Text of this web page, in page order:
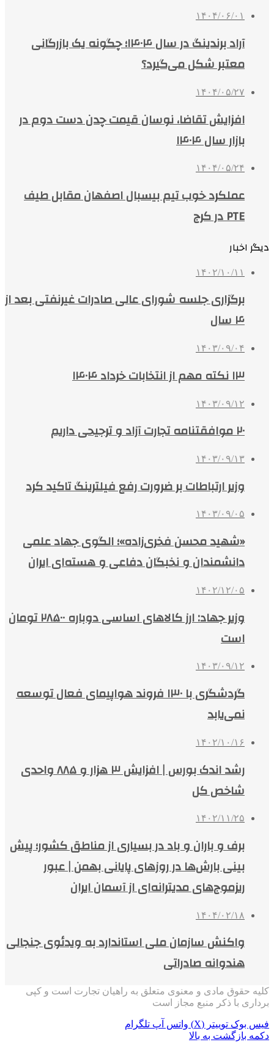
۱۴۰۴/۰۶/۰۱
آراد برندینگ در سال ۱۴۰۴؛ چگونه یک بازرگانی
معتبر شکل می‌گیرد؟
۱۴۰۴/۰۵/۲۷
افزایش تقاضا، نوسان قیمت چدن دست دوم در
بازار سال ۱۴۰۴
۱۴۰۴/۰۵/۲۴
عملکرد خوب تیم بیسبال اصفهان مقابل طیف
PTE در کرج
دیگر اخبار
۱۴۰۲/۱۰/۱۱
برگزاری جلسه شورای عالی صادرات غیرنفتی بعد از
۴ سال
۱۴۰۳/۰۹/۰۴
۱۳ نکته مهم از انتخابات خرداد ۱۴۰۴
۱۴۰۳/۰۹/۱۲
۲۰ موافقتنامه تجارت آزاد و ترجیحی داریم
۱۴۰۳/۰۹/۱۳
وزیر ارتباطات بر ضرورت رفع فیلترینگ تاکید کرد
۱۴۰۳/۰۹/۰۵
«شهید محسن فخری‌زاده»؛ الگوی جهاد علمی
دانشمندان و نخبگان دفاعی و هسته‌ای ایران
۱۴۰۲/۱۲/۰۵
وزیر جهاد: ارز کالاهای اساسی دوباره ۲۸۵۰۰ تومان
است
۱۴۰۳/۰۹/۱۲
گردشگری با ۱۳۰ فروند هواپیمای فعال توسعه
نمی‌یابد
۱۴۰۲/۱۰/۱۶
رشد اندک بورس | افزایش ۳ هزار و ۸۸۵ واحدی
شاخص کل
۱۴۰۲/۱۱/۲۵
برف و باران و باد در بسیاری از مناطق کشور؛ پیش
بینی بارش‌ها در روزهای پایانی بهمن | عبور
ریزموج‌های مدیترانه‌ای از آسمان ایران
۱۴۰۴/۰۲/۱۸
واکنش سازمان ملی استاندارد به ویدئوی جنجالی
هندوانه صادراتی
کلیه حقوق مادی و معنوی متعلق به راهیان تجارت است و کپی
برداری با ذکر منبع مجاز است
فیس بوک توییتر (X) واتس آپ تلگرام
دکمه بازگشت به بالا